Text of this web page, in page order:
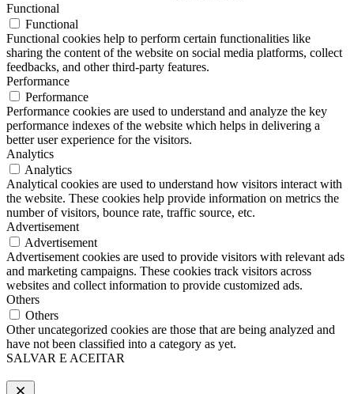
Functional
Functional
Functional cookies help to perform certain functionalities like
sharing the content of the website on social media platforms, collect
feedbacks, and other third-party features.
Performance
Performance
Performance cookies are used to understand and analyze the key
performance indexes of the website which helps in delivering a
better user experience for the visitors.
Analytics
Analytics
Analytical cookies are used to understand how visitors interact with
the website. These cookies help provide information on metrics the
number of visitors, bounce rate, traffic source, etc.
Advertisement
Advertisement
Advertisement cookies are used to provide visitors with relevant ads
and marketing campaigns. These cookies track visitors across
websites and collect information to provide customized ads.
Others
Others
Other uncategorized cookies are those that are being analyzed and
have not been classified into a category as yet.
SALVAR E ACEITAR